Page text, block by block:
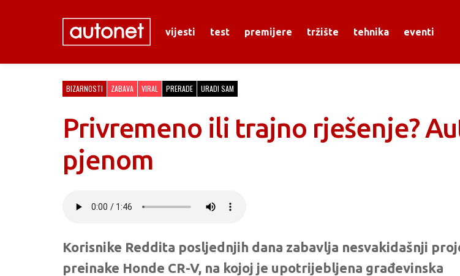
vijesti test premijere tržište tehnika eventi
BIZARNOSTI ZABAVA VIRAL PRERADE URADI SAM
Privremeno ili trajno rješenje?
pjenom
Korisnike Reddita posljednjih dana zabavlja nesvakidašnji
preinake Honde CR-V, na kojoj je upotrijebljena građevinska